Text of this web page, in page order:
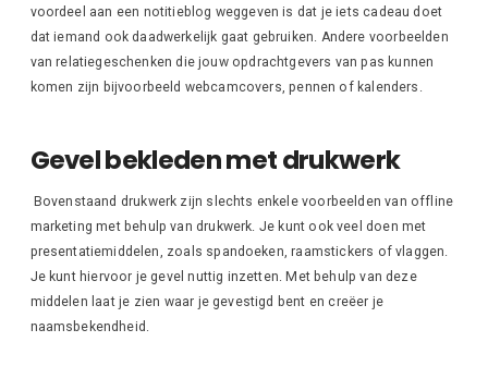
voordeel aan een notitieblog weggeven is dat je iets cadeau doet
dat iemand ook daadwerkelijk gaat gebruiken. Andere voorbeelden
van relatiegeschenken die jouw opdrachtgevers van pas kunnen
komen zijn bijvoorbeeld webcamcovers, pennen of kalenders.
Gevel bekleden met drukwerk
Bovenstaand drukwerk zijn slechts enkele voorbeelden van offline
marketing met behulp van drukwerk. Je kunt ook veel doen met
presentatiemiddelen, zoals spandoeken, raamstickers of vlaggen.
Je kunt hiervoor je gevel nuttig inzetten. Met behulp van deze
middelen laat je zien waar je gevestigd bent en creëer je
naamsbekendheid.